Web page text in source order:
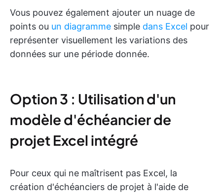
Vous pouvez également ajouter un nuage de
points ou un diagramme simple dans Excel pour
représenter visuellement les variations des
données sur une période donnée.
Option 3 : Utilisation d'un
modèle d'échéancier de
projet Excel intégré
Pour ceux qui ne maîtrisent pas Excel, la
création d'échéanciers de projet à l'aide de